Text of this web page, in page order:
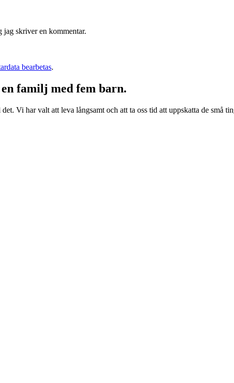
jag skriver en kommentar.
bearbetas.
familj med fem barn.
Vi har valt att leva långsamt och att ta oss tid att uppskatta de små